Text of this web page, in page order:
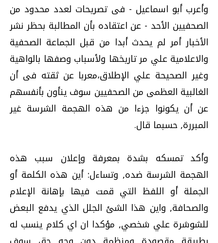
وأعرب أبو اسماعيل - فى تصريحات لعدد محدود من
الصحفيين الأحد - عن اعتقاده بأن المطالبة بحظر نشر
الأخبار أمر لم يحدث أبدا من قبل الجماعة الصحفية
والاعلامية علي مر تاريخها ولأسباب وصفها بالواهية
وغير الصحيحة علي الإطلاق،معربا عن ثقته فى أن
الغالبية العظمى من الصحفيين سوف ينأون بأنفسهم
عن أن يكونوا جزءا من هذه الهجمة الشرسة غير
المبررة, حسبما قال.
وأكد تمسكه بشدة بمعرفة وإعلان سبب هذه
الهجمة الشرسة ضده, وتساءل: أين هذه الكلمة أو
الجملة أو اللفظ التي قمت فيها بإهانة الإعلام
والصحافة, واين هذا الشئ الجلل الذي يدفع البعض
للشوشرة علي شخصي, مؤكدا ان اي كلام ينسب له